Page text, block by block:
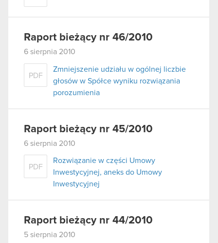
Raport bieżący nr 46/2010
6 sierpnia 2010
PDF
Zmniejszenie udziału w ogólnej liczbie
głosów w Spółce wyniku rozwiązania
porozumienia
Raport bieżący nr 45/2010
6 sierpnia 2010
PDF
Rozwiązanie w części Umowy
Inwestycyjnej, aneks do Umowy
Inwestycyjnej
Raport bieżący nr 44/2010
5 sierpnia 2010